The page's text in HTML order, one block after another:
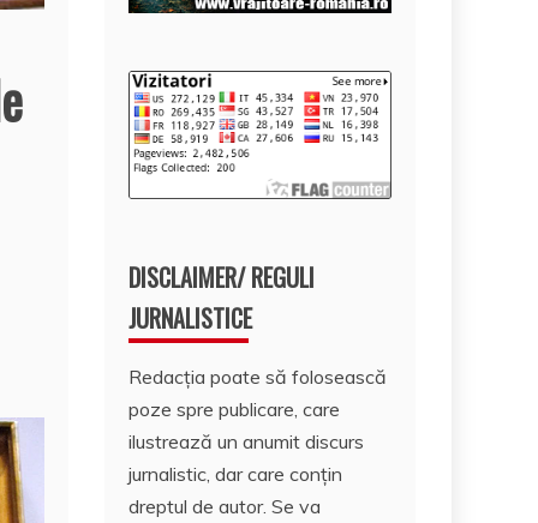
DISCLAIMER/ REGULI
JURNALISTICE
Redacția poate să folosească
poze spre publicare, care
ilustrează un anumit discurs
jurnalistic, dar care conțin
dreptul de autor. Se va